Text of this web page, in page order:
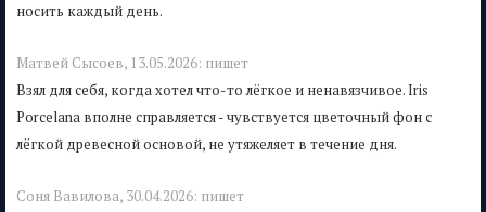
носить каждый день.
Матвей Сысоев, 13.05.2026: пишет
Взял для себя, когда хотел что-то лёгкое и ненавязчивое. Iris
Porcelana вполне справляется - чувствуется цветочный фон с
лёгкой древесной основой, не утяжеляет в течение дня.
Соня Вавилова, 30.04.2026: пишет